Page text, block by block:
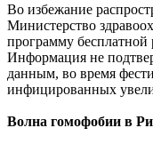
Во избежание
Министерство
программу бесплатной
Информация не
данным, во время
инфицированных
Волна гомофобии в